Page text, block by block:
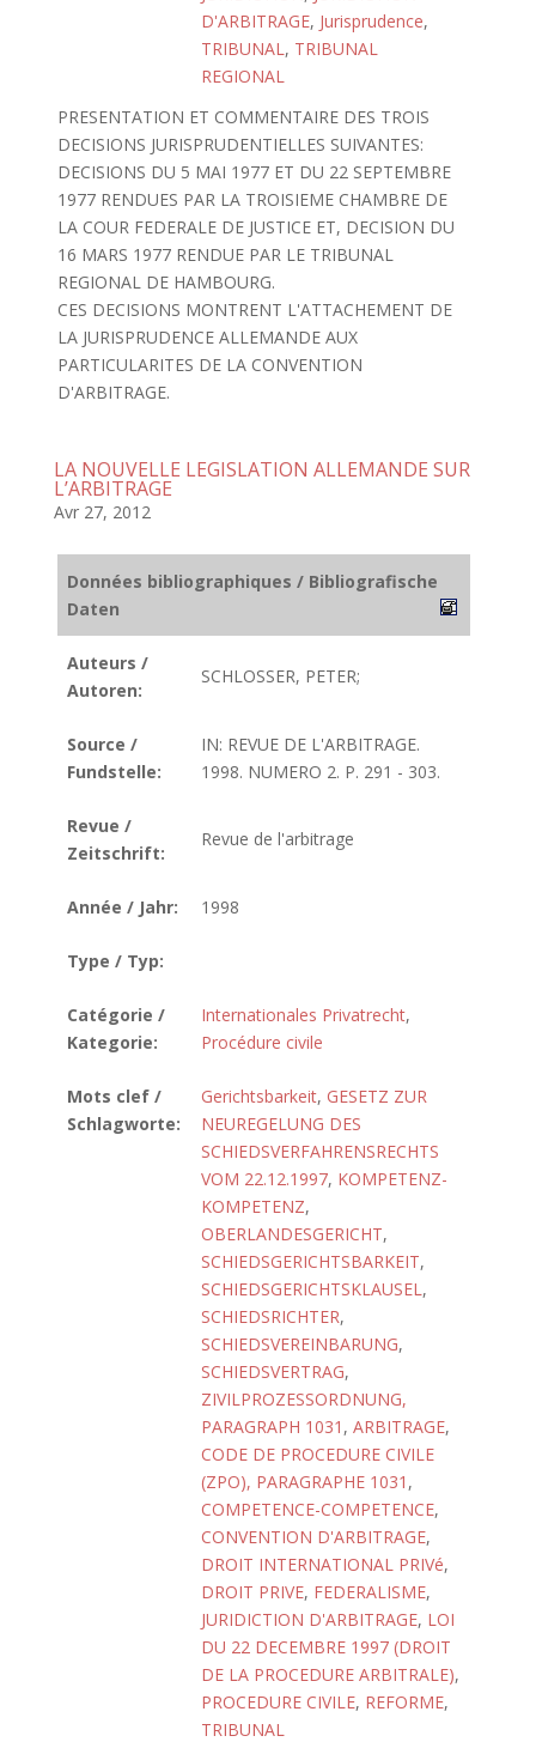
D'ARBITRAGE, Jurisprudence,
TRIBUNAL, TRIBUNAL
REGIONAL
PRESENTATION ET COMMENTAIRE DES TROIS
DECISIONS JURISPRUDENTIELLES SUIVANTES:
DECISIONS DU 5 MAI 1977 ET DU 22 SEPTEMBRE
1977 RENDUES PAR LA TROISIEME CHAMBRE DE
LA COUR FEDERALE DE JUSTICE ET, DECISION DU
16 MARS 1977 RENDUE PAR LE TRIBUNAL
REGIONAL DE HAMBOURG.
CES DECISIONS MONTRENT L'ATTACHEMENT DE
LA JURISPRUDENCE ALLEMANDE AUX
PARTICULARITES DE LA CONVENTION
D'ARBITRAGE.
LA NOUVELLE LEGISLATION ALLEMANDE SUR
L’ARBITRAGE
Avr 27, 2012
Données bibliographiques / Bibliografische
Daten
Auteurs /
Autoren:
SCHLOSSER, PETER;
Source /
Fundstelle:
IN: REVUE DE L'ARBITRAGE.
1998. NUMERO 2. P. 291 - 303.
Revue /
Zeitschrift:
Revue de l'arbitrage
Année / Jahr: 1998
Type / Typ:
Catégorie /
Kategorie:
Internationales Privatrecht,
Procédure civile
Mots clef /
Schlagworte:
Gerichtsbarkeit, GESETZ ZUR
NEUREGELUNG DES
SCHIEDSVERFAHRENSRECHTS
VOM 22.12.1997, KOMPETENZ-
KOMPETENZ,
OBERLANDESGERICHT,
SCHIEDSGERICHTSBARKEIT,
SCHIEDSGERICHTSKLAUSEL,
SCHIEDSRICHTER,
SCHIEDSVEREINBARUNG,
SCHIEDSVERTRAG,
ZIVILPROZESSORDNUNG,
PARAGRAPH 1031 , ARBITRAGE,
CODE DE PROCEDURE CIVILE
(ZPO), PARAGRAPHE 1031 ,
COMPETENCE-COMPETENCE,
CONVENTION D'ARBITRAGE,
DROIT INTERNATIONAL PRIVé,
DROIT PRIVE, FEDERALISME,
JURIDICTION D'ARBITRAGE, LOI
DU 22 DECEMBRE 1997 (DROIT
DE LA PROCEDURE ARBITRALE),
PROCEDURE CIVILE, REFORME,
TRIBUNAL